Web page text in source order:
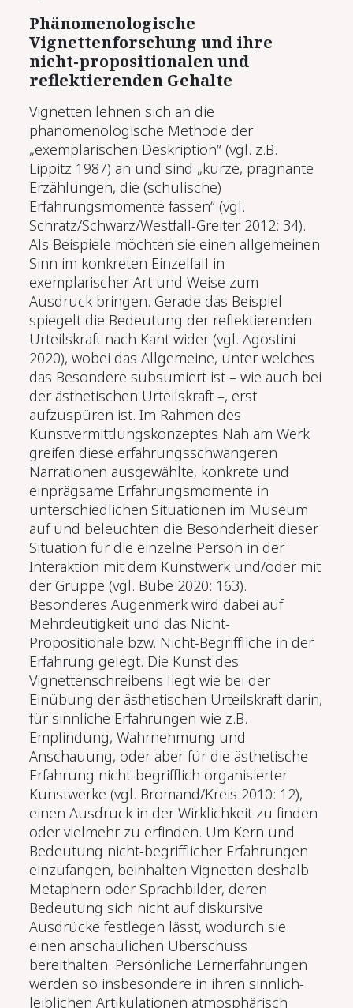
Phänomenologische
Vignettenforschung und ihre
nicht-propositionalen und
reflektierenden Gehalte
Vignetten lehnen sich an die
phänomenologische Methode der
„exemplarischen Deskription“ (vgl. z.B.
Lippitz 1987) an und sind „kurze, prägnante
Erzählungen, die (schulische)
Erfahrungsmomente fassen“ (vgl.
Schratz/Schwarz/Westfall-Greiter 2012: 34).
Als Beispiele möchten sie einen allgemeinen
Sinn im konkreten Einzelfall in
exemplarischer Art und Weise zum
Ausdruck bringen. Gerade das Beispiel
spiegelt die Bedeutung der reflektierenden
Urteilskraft nach Kant wider (vgl. Agostini
2020), wobei das Allgemeine, unter welches
das Besondere subsumiert ist – wie auch bei
der ästhetischen Urteilskraft –, erst
aufzuspüren ist. Im Rahmen des
Kunstvermittlungskonzeptes Nah am Werk
greifen diese erfahrungsschwangeren
Narrationen ausgewählte, konkrete und
einprägsame Erfahrungsmomente in
unterschiedlichen Situationen im Museum
auf und beleuchten die Besonderheit dieser
Situation für die einzelne Person in der
Interaktion mit dem Kunstwerk und/oder mit
der Gruppe (vgl. Bube 2020: 163).
Besonderes Augenmerk wird dabei auf
Mehrdeutigkeit und das Nicht-
Propositionale bzw. Nicht-Begriffliche in der
Erfahrung gelegt. Die Kunst des
Vignettenschreibens liegt wie bei der
Einübung der ästhetischen Urteilskraft darin,
für sinnliche Erfahrungen wie z.B.
Empfindung, Wahrnehmung und
Anschauung, oder aber für die ästhetische
Erfahrung nicht-begrifflich organisierter
Kunstwerke (vgl. Bromand/Kreis 2010: 12),
einen Ausdruck in der Wirklichkeit zu finden
oder vielmehr zu erfinden. Um Kern und
Bedeutung nicht-begrifflicher Erfahrungen
einzufangen, beinhalten Vignetten deshalb
Metaphern oder Sprachbilder, deren
Bedeutung sich nicht auf diskursive
Ausdrücke festlegen lässt, wodurch sie
einen anschaulichen Überschuss
bereithalten. Persönliche Lernerfahrungen
werden so insbesondere in ihren sinnlich-
leiblichen Artikulationen atmosphärisch